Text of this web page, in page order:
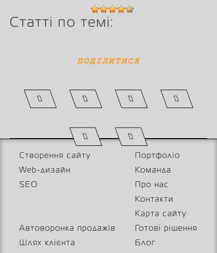
Статті по темі:
ПОДІЛИТИСЯ
Створення сайту
Web-дизайн
SEO
Автоворонка продажів
Шлях клієнта
Портфоліо
Команда
Про нас
Контакти
Карта сайту
Готові рішення
Блог